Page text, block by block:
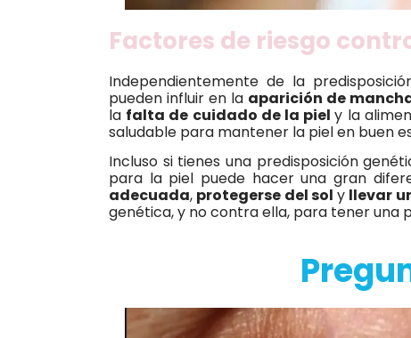
Factores de riesgo
Independientemente de la
pueden influir en la aparición de
la falta de cuidado de la piely la
saludable para mantener la piel en buen
Incluso si tienes una predisposición
para la piel puede hacer una gran
adecuada, protegerse del sol y llevar
genética, y no contra ella, para tener una